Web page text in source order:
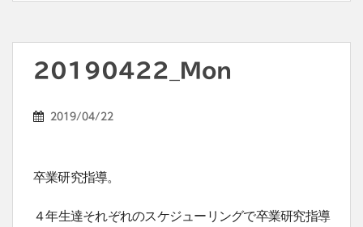
20190422_Mon
2019/04/22
卒業研究指導。
４年生達それぞれのスケジューリングで卒業研究指導